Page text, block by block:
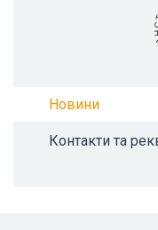
Новини
Контакти та